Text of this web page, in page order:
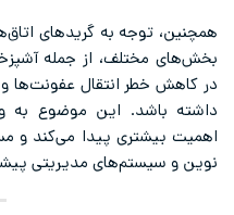
همچنین، توجه به گریدهای
بخش‌های مختلف، از جمله
در کاهش خطر انتقال عفونت‌ها
داشته باشد. این موضوع به
اهمیت بیشتری پیدا می‌کند و
نوین و سیستم‌های مدیریتی